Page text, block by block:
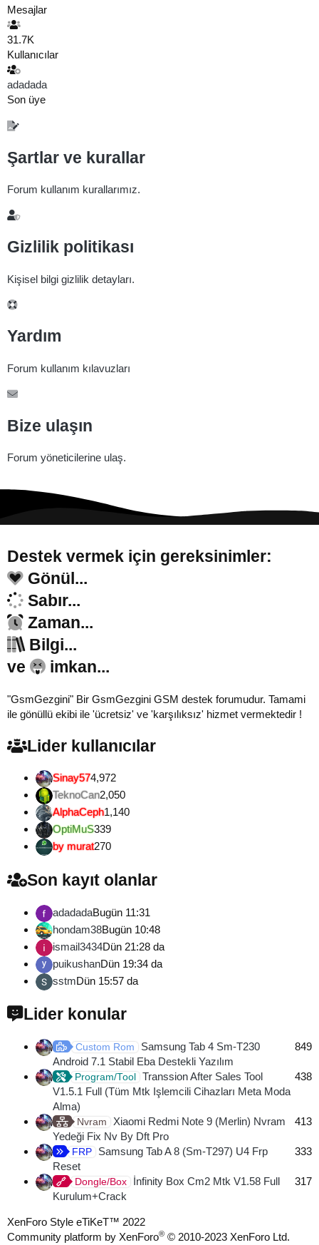
Mesajlar
31.7K
Kullanıcılar
adadada
Son üye
Şartlar ve kurallar
Forum kullanım kurallarımız.
Gizlilik politikası
Kişisel bilgi gizlilik detayları.
Yardım
Forum kullanım kılavuzları
Bize ulaşın
Forum yöneticilerine ulaş.
Destek vermek için gereksinimler:
Gönül...
Sabır...
Zaman...
Bilgi...
ve
imkan...
"GsmGezgini" Bir GsmGezgini GSM destek forumudur. Tamami
ile gönüllü ekibi ile 'ücretsiz' ve 'karşılıksız' hizmet vermektedir !
Lider kullanıcılar
Sinay574,972
TeknoCan2,050
AlphaCeph1,140
OptiMuS339
by murat270
Son kayıt olanlar
adadadaBugün 11:31
hondam38Bugün 10:48
ismail3434Dün 21:28 da
puikushanDün 19:34 da
sstmDün 15:57 da
Lider konular
Custom Rom
Samsung Tab 4 Sm-T230
Android 7.1 Stabil Eba Destekli Yazılım
849
Program/Tool
Transsion After Sales Tool
V1.5.1 Full (Tüm Mtk Işlemcili Cihazları Meta Moda
Alma)
438
Nvram
Xiaomi Redmi Note 9 (Merlin) Nvram
Yedeği Fix Nv By Dft Pro
413
FRP
Samsung Tab A 8 (Sm-T297) U4 Frp
Reset
333
Dongle/Box
İnfinity Box Cm2 Mtk V1.58 Full
Kurulum+Crack
317
XenForo Style eTiKeT™ 2022
Community platform by XenForo® © 2010-2023 XenForo Ltd.